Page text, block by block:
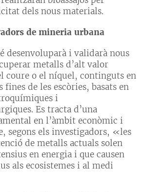
dels nous materials.
de mineria urbana
desenvoluparà i validarà nous
metalls d’alt valor
coure o el níquel, continguts en
fines de les escòries, basats en
i
Es tracta d’una
en l’àmbit econòmic i
segons els investigadors, «les
de metalls actuals solen
en energia i que causen
als ecosistemes i al medi